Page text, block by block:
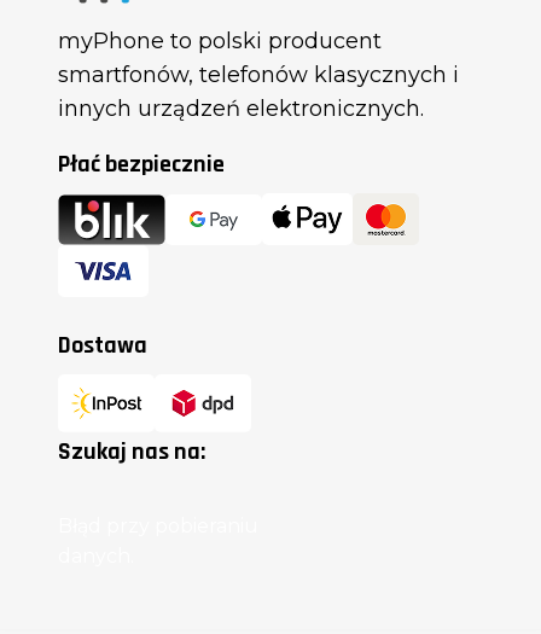
myPhone to polski producent
smartfonów, telefonów klasycznych i
innych urządzeń elektronicznych.
Płać bezpiecznie
Dostawa
Szukaj nas na: